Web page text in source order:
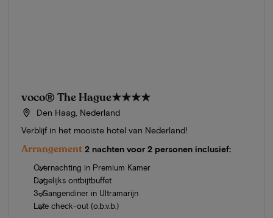
voco® The Hague★★★★
Den Haag, Nederland
Verblijf in het mooiste hotel van Nederland!
Arrangement 2 nachten voor 2 personen inclusief:
Overnachting in Premium Kamer
Dagelijks ontbijtbuffet
3-Gangendiner in Ultramarijn
Late check-out (o.b.v.b.)